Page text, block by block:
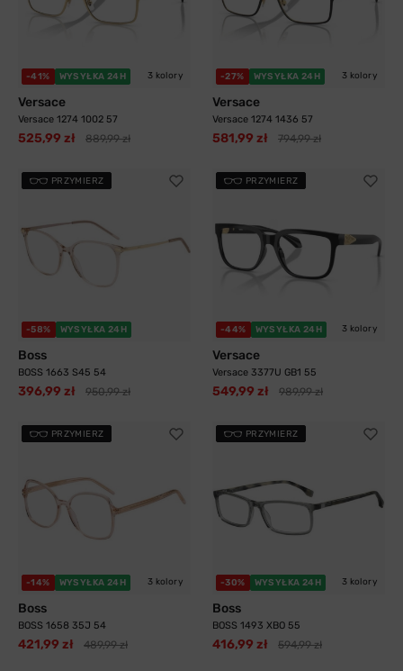
-41% WYSYŁKA 24H 3 kolory
Versace
Versace 1274 1002 57
525,99 zł 889,99 zł
-27% WYSYŁKA 24H 3 kolory
Versace
Versace 1274 1436 57
581,99 zł 794,99 zł
PRZYMIERZ
-58% WYSYŁKA 24H
Boss
BOSS 1663 S45 54
396,99 zł 950,99 zł
PRZYMIERZ
-44% WYSYŁKA 24H 3 kolory
Versace
Versace 3377U GB1 55
549,99 zł 989,99 zł
PRZYMIERZ
-14% WYSYŁKA 24H 3 kolory
Boss
BOSS 1658 35J 54
421,99 zł 489,99 zł
PRZYMIERZ
-30% WYSYŁKA 24H 3 kolory
Boss
BOSS 1493 XBO 55
416,99 zł 594,99 zł